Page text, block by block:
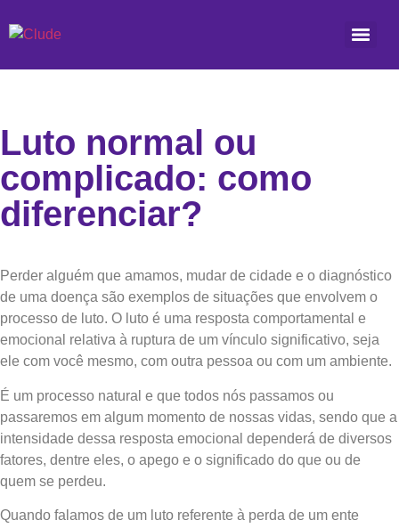
Luto normal ou
complicado: como
diferenciar?
Perder alguém que amamos, mudar de cidade e o diagnóstico
de uma doença são exemplos de situações que envolvem o
processo de luto. O luto é uma resposta comportamental e
emocional relativa à ruptura de um vínculo significativo, seja
ele com você mesmo, com outra pessoa ou com um ambiente.
É um processo natural e que todos nós passamos ou
passaremos em algum momento de nossas vidas, sendo que a
intensidade dessa resposta emocional dependerá de diversos
fatores, dentre eles, o apego e o significado do que ou de
quem se perdeu.
Quando falamos de um luto referente à perda de um ente